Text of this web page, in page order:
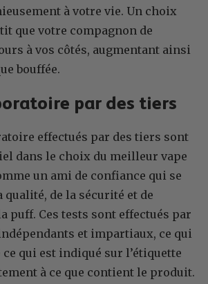
à votre vie. Un choix
que votre compagnon de
à vos côtés, augmentant ainsi
bouffée.
par des tiers
effectués par des tiers sont
dans le choix du meilleur vape
un ami de confiance qui se
qualité, de la sécurité et de
puff. Ces tests sont effectués par
et impartiaux, ce qui
qui est indiqué sur l’étiquette
à ce que contient le produit.